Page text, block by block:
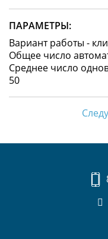
ПАРАМЕТРЫ:
Вариант работы -
Общее число
Среднее число
50